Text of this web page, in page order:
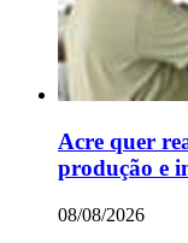
Acre quer
produção e
08/08/2026